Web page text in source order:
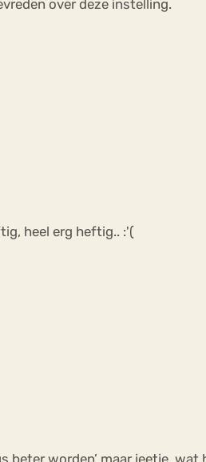
over deze instelling.
heel erg heftig.. :'(
beter worden’ maar jeetje,